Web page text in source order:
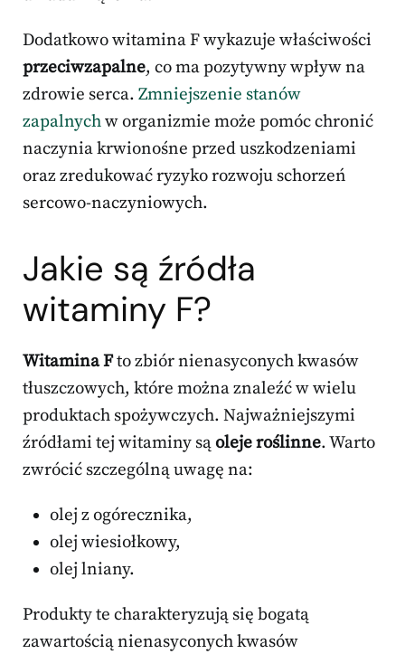
Dodatkowo witamina F wykazuje właściwości
przeciwzapalne, co ma pozytywny wpływ na
zdrowie serca. Zmniejszenie stanów
zapalnychw organizmie może pomóc chronić
naczynia krwionośne przed uszkodzeniami
oraz zredukować ryzyko rozwoju schorzeń
sercowo-naczyniowych.
Jakie są źródła
witaminy F?
Witamina Fto zbiór nienasyconych kwasów
tłuszczowych, które można znaleźć w wielu
produktach spożywczych. Najważniejszymi
źródłami tej witaminy sąoleje roślinne. Warto
zwrócić szczególną uwagę na:
olej z ogórecznika,
olej wiesiołkowy,
olej lniany.
Produkty te charakteryzują się bogatą
zawartością nienasyconych kwasów